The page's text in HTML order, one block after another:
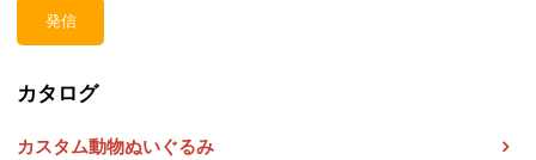
発信
カタログ
カスタム動物ぬいぐるみ